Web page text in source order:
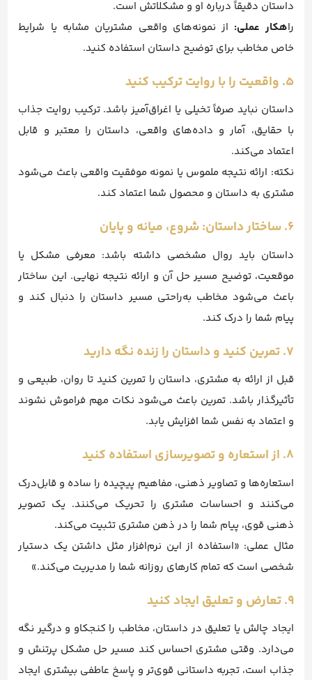
داستان دقیقاً درباره او و مشکلاتش است.
راهکار عملی: از نمونه‌های واقعی مشتریان مشابه یا شرایط
خاص مخاطب برای توضیح داستان استفاده کنید.
۵. واقعیت را با روایت ترکیب کنید
داستان نباید صرفاً تخیلی یا اغراق‌آمیز باشد. ترکیب روایت جذاب
با حقایق، آمار و داده‌های واقعی، داستان را معتبر و قابل
اعتماد می‌کند.
نکته: ارائه نتیجه ملموس یا نمونه موفقیت واقعی باعث می‌شود
مشتری به داستان و محصول شما اعتماد کند.
۶. ساختار داستان: شروع، میانه و پایان
داستان باید روال مشخصی داشته باشد: معرفی مشکل یا
موقعیت، توضیح مسیر حل آن و ارائه نتیجه نهایی. این ساختار
باعث می‌شود مخاطب به‌راحتی مسیر داستان را دنبال کند و
پیام شما را درک کند.
۷. تمرین کنید و داستان را زنده نگه دارید
قبل از ارائه به مشتری، داستان را تمرین کنید تا روان، طبیعی و
تأثیرگذار باشد. تمرین باعث می‌شود نکات مهم فراموش نشوند
و اعتماد به نفس شما افزایش یابد.
۸. از استعاره و تصویرسازی استفاده کنید
استعاره‌ها و تصاویر ذهنی، مفاهیم پیچیده را ساده و قابل‌درک
می‌کنند و احساسات مشتری را تحریک می‌کنند. یک تصویر
ذهنی قوی، پیام شما را در ذهن مشتری تثبیت می‌کند.
مثال عملی: «استفاده از این نرم‌افزار مثل داشتن یک دستیار
شخصی است که تمام کارهای روزانه شما را مدیریت می‌کند.»
۹. تعارض و تعلیق ایجاد کنید
ایجاد چالش یا تعلیق در داستان، مخاطب را کنجکاو و درگیر نگه
می‌دارد. وقتی مشتری احساس کند مسیر حل مشکل پرتنش و
جذاب است، تجربه داستانی قوی‌تر و پاسخ عاطفی بیشتری ایجاد